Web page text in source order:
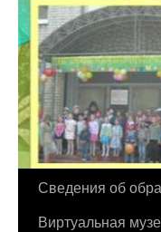
Перейти
Сведения об
Виртуальная